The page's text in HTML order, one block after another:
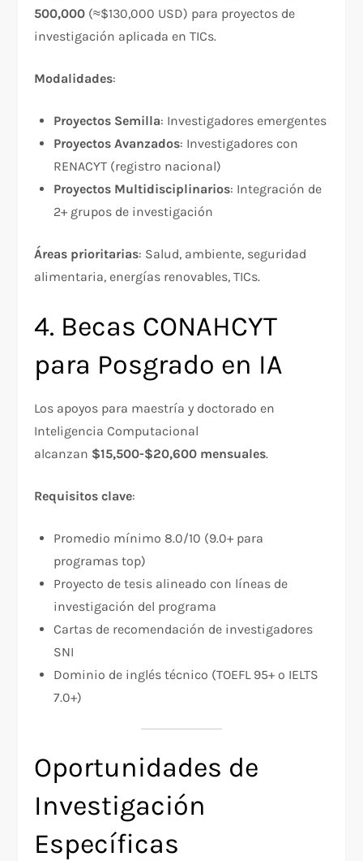
500,000 (≈$130,000 USD) para proyectos de
investigación aplicada en TICs.​
Modalidades:
Proyectos Semilla: Investigadores emergentes
Proyectos Avanzados: Investigadores con
RENACYT (registro nacional)
Proyectos Multidisciplinarios: Integración de
2+ grupos de investigación
Áreas prioritarias: Salud, ambiente, seguridad
alimentaria, energías renovables, TICs.​
4. Becas CONAHCYT
para Posgrado en IA
Los apoyos para maestría y doctorado en
Inteligencia Computacional
alcanzan $15,500-$20,600 mensuales.​
Requisitos clave:​
Promedio mínimo 8.0/10 (9.0+ para
programas top)
Proyecto de tesis alineado con líneas de
investigación del programa
Cartas de recomendación de investigadores
SNI
Dominio de inglés técnico (TOEFL 95+ o IELTS
7.0+)
Oportunidades de
Investigación
Específicas